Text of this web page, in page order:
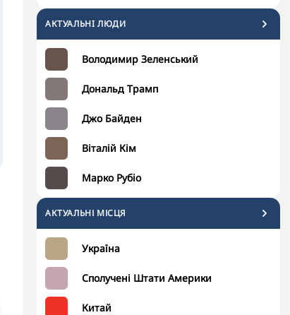
АКТУАЛЬНI ЛЮДИ
Володимир Зеленський
Дональд Трамп
Джо Байден
Віталій Кім
Марко Рубіо
АКТУАЛЬНІ МІСЦЯ
Україна
Сполучені Штати Америки
Китай